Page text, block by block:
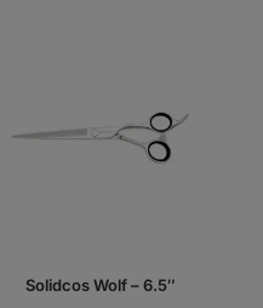
Solidcos Wolf – 6.5″